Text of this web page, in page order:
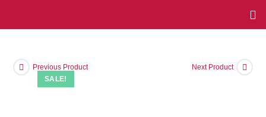
SALE!
Previous Product Next Product